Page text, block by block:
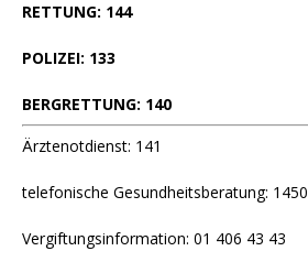
RETTUNG: 144
POLIZEI: 133
BERGRETTUNG: 140
Ärztenotdienst: 141
telefonische Gesundheitsberatung: 1450
Vergiftungsinformation: 01 406 43 43